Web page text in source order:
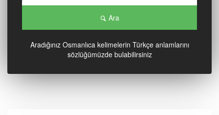
Ara
Aradığınız Osmanlıca kelimelerin Türkçe anlamlarını
sözlüğümüzde bulabilirsiniz